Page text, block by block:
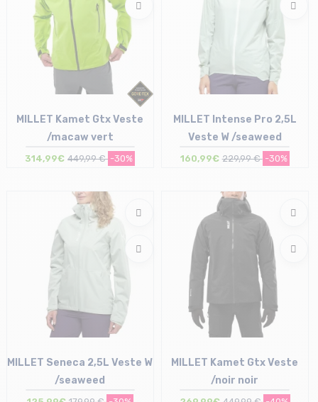
S | M
MILLET Kamet Gtx Veste
/macaw vert
314,99€ 449,99 € -30%
S | L
MILLET Intense Pro 2,5L
Veste W /seaweed
160,99€ 229,99 € -30%
MILLET Seneca 2,5L Veste W
/seaweed
MILLET Kamet Gtx Veste
/noir noir